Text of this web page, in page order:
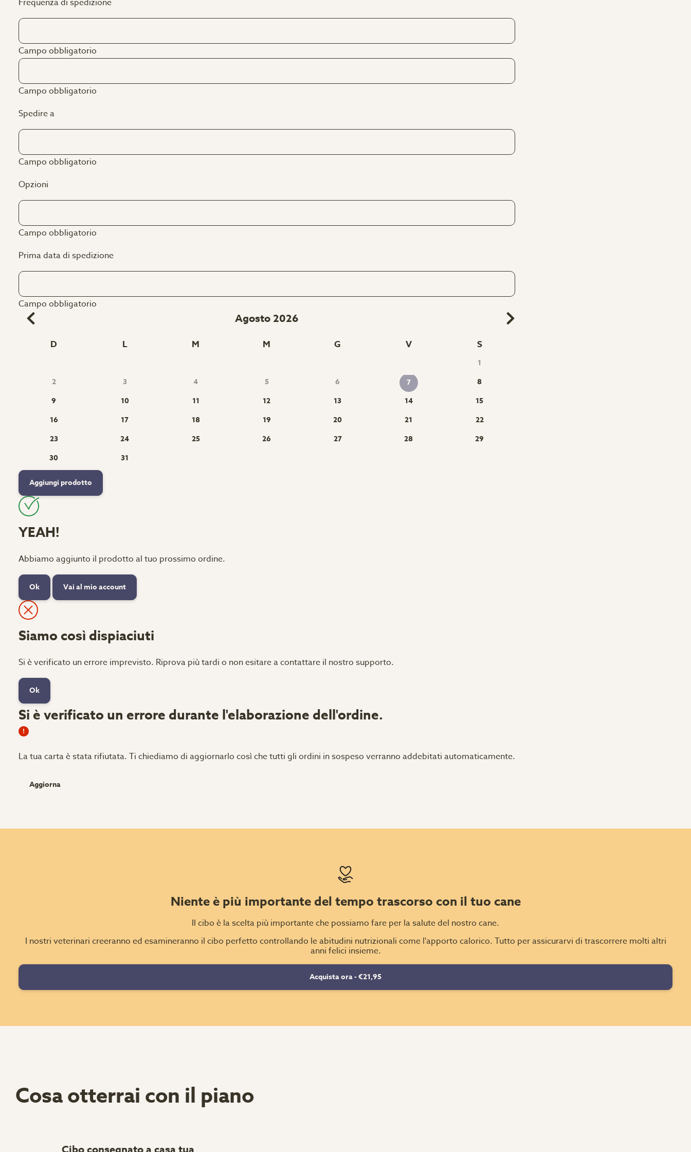
Campo obbligatorio
Campo obbligatorio
Spedire a
Campo obbligatorio
Opzioni
Campo obbligatorio
Prima data di spedizione
Campo obbligatorio
Agosto 2026
D L M M G V S
1
2
3 4 5 6 7
8
9
10 11 12 13 14
15
16
17 18 19 20 21
22
23
24 25 26 27 28
29
30
31
Aggiungi prodotto
YEAH!
Abbiamo aggiunto il prodotto al tuo prossimo ordine.
Ok Vai al mio account
Siamo così dispiaciuti
Si è verificato un errore imprevisto. Riprova più tardi o non esitare a contattare il nostro supporto.
Ok
Si è verificato un errore durante l'elaborazione dell'ordine.
La tua carta è stata rifiutata. Ti chiediamo di aggiornarlo così che tutti gli ordini in sospeso verranno addebitati automaticamente.
Aggiorna
Niente è più importante del tempo trascorso con il tuo cane
Il cibo è la scelta più importante che possiamo fare per la salute del nostro cane.
I nostri veterinari creeranno ed esamineranno il cibo perfetto controllando le abitudini nutrizionali come l'apporto calorico. Tutto per assicurarvi di trascorrere molti altri
anni felici insieme.
Acquista ora -€21,95
Cosa otterrai con il piano
Cibo consegnato a casa tua